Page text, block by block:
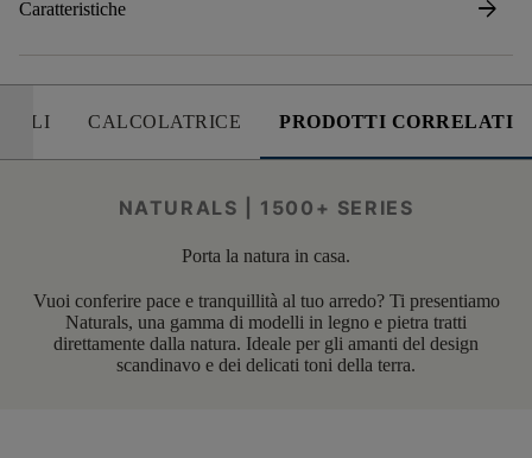
Caratteristiche arrow_forward
CALCOLATRICE PRODOTTI CORRELATI
NATURALS | 1500+ SERIES
Porta la natura in casa.
Vuoi conferire pace e tranquillità al tuo arredo? Ti presentiamo
Naturals, una gamma di modelli in legno e pietra tratti
direttamente dalla natura. Ideale per gli amanti del design
scandinavo e dei delicati toni della terra.